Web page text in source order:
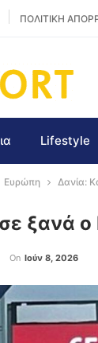
ΠΟΛΙΤΙΚΗ
Lifestyle
Ευρώπη Δανία:
ξανά ο
On Ιούν 8, 2026